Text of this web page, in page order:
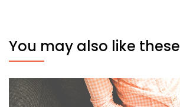
You may also like these